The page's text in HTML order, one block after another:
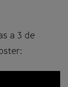
a 3 de